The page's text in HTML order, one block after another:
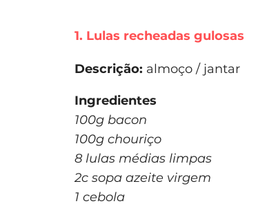
1. Lulas recheadas gulosas
Descrição: almoço / jantar
Ingredientes
100g bacon
100g chouriço
8 lulas médias limpas
2c sopa azeite virgem
1 cebola